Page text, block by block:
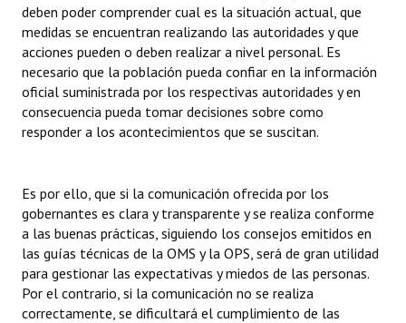
REFORMA DE LA CARTA ORGÁNICA
deben poder comprender cual es la situación actual, que
medidas se encuentran realizando las autoridades y que
acciones pueden o deben realizar a nivel personal. Es
necesario que la población pueda confiar en la información
oficial suministrada por los respectivas autoridades y en
consecuencia pueda tomar decisiones sobre como
responder a los acontecimientos que se suscitan.
Es por ello, que si la comunicación ofrecida por los
gobernantes es clara y transparente y se realiza conforme
a las buenas prácticas, siguiendo los consejos emitidos en
las guías técnicas de la OMS y la OPS, será de gran utilidad
para gestionar las expectativas y miedos de las personas.
Por el contrario, si la comunicación no se realiza
correctamente, se dificultará el cumplimiento de las